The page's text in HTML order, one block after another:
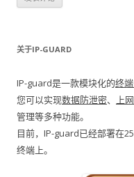
关于IP-GUARD
IP-guard是一款模块化的终
您可以实现数据防泄密、 上
管理等多种功能。
目前，IP-guard已经部署在
终端上。